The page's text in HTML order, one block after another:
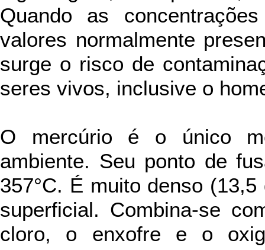
Quando as
valores normalmente
surge o risco de
seres vivos, inclusive o
O mercúrio é o único
ambiente. Seu ponto de
357°C. É muito denso
superficial. Combina-se
cloro, o enxofre e o